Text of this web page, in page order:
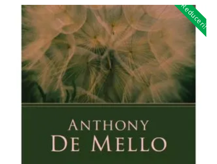
Reduceri!